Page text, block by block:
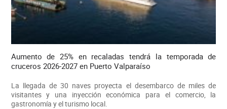
Aumento de 25% en recaladas tendrá la temporada de
cruceros 2026-2027 en Puerto Valparaíso
La llegada de 30 naves proyecta el desembarco de miles de
visitantes y una inyección económica para el comercio, la
gastronomía y el turismo local.